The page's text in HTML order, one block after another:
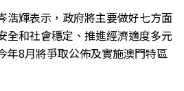
浩輝表示，政府將主要做好七方面
全和社會穩定、推進經濟適度多元
年8月將爭取公佈及實施澳門特區